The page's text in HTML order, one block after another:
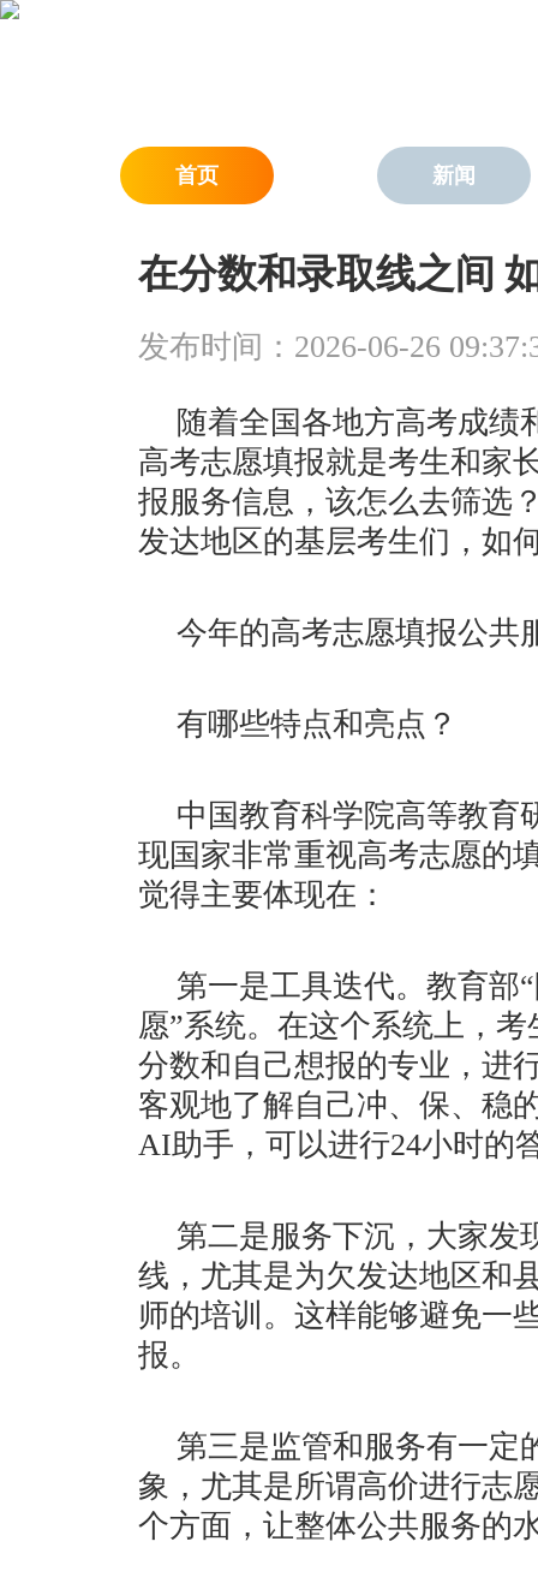
首页 新闻
在分数和录取线之间
发布时间：2026-06-26
随着全国各地方高考成绩
高考志愿填报就是考生和家
报服务信息，该怎么去筛选
发达地区的基层考生们，如
今年的高考志愿填报公共
有哪些特点和亮点？
中国教育科学院高等教育
现国家非常重视高考志愿的
觉得主要体现在：
第一是工具迭代。教育部
愿”系统。在这个系统上，
分数和自己想报的专业，进
客观地了解自己冲、保、稳
AI助手，可以进行24小时的
第二是服务下沉，大家发
线，尤其是为欠发达地区和
师的培训。这样能够避免一
报。
第三是监管和服务有一定
象，尤其是所谓高价进行志
个方面，让整体公共服务的